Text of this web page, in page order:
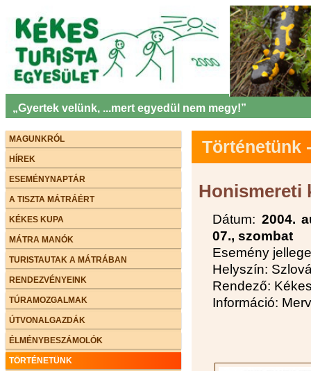
„Gyertek velünk, ...mert egyedül nem megy!”
MAGUNKRÓL
HÍREK
ESEMÉNYNAPTÁR
A TISZTA MÁTRÁÉRT
KÉKES KUPA
MÁTRA MANÓK
TURISTAUTAK A MÁTRÁBAN
RENDEZVÉNYEINK
TÚRAMOZGALMAK
ÚTVONALGAZDÁK
ÉLMÉNYBESZÁMOLÓK
TÖRTÉNETÜNK
Történetünk
Honismereti
Dátum: 2004.
07., szombat
Esemény
Helyszín:
Rendező:
Információ: